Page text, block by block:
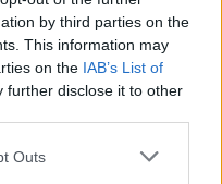
by third parties on the
This information may
on the IAB’s List of
further disclose it to other
Outs
chorób właśnie z
bylicy. W XX wieku
się bylicy